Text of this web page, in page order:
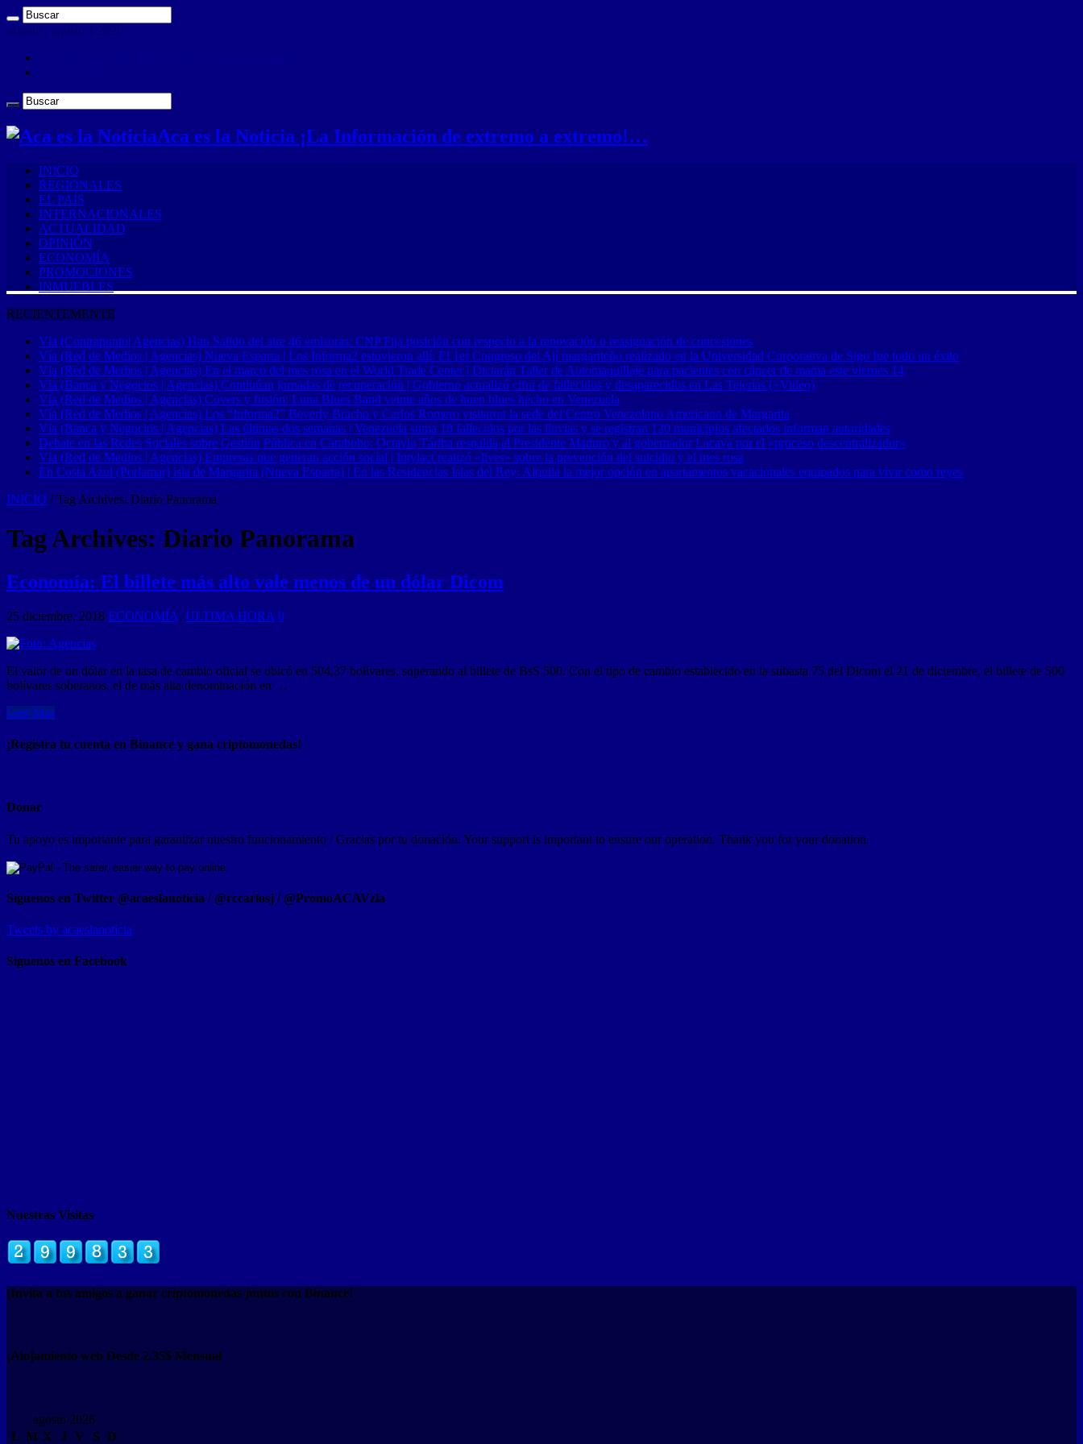
sábado , agosto 1 2026
Aca es la Noticia ¡La Información de extremo a extremo!…
INICIO
REGIONALES
EL PAÍS
INTERNACIONALES
ACTUALIDAD
OPINIÓN
ECONOMÍA
PROMOCIONES
INMUEBLES
RECIENTEMENTE
Vía (Contrapunto| Agencias) Han Salido del aire 46 emisoras: CNP Fija posición con respecto a la renovación o reasignación de concesiones
Vía (Red de Medios | Agencias) Nueva Esparta | Los Informa2 estuvieron allí: El 1er Congreso del Ají margariteño realizado en la Universidad Corporativa de Sigo fue todo un éxito
Vía (Red de Medios | Agencias) En el marco del mes rosa en el World Trade Center | Dictarán Taller de Automaquillaje para pacientes con cáncer de mama este viernes 14
Vía (Banca y Negocios | Agencias) Continúan jornadas de recuperación | Gobierno actualizó cifra de fallecidos y desaparecidos en Las Tejerías (+Video)
Vía (Red de Medios | Agencias) Covers y fusión: Luna Blues Band veinte años de buen blues hecho en Venezuela
Vía (Red de Medios | Agencias) Los “Informa2” Beverly Bracho y Carlos Romero visitaron la sede del Centro Venezolano Americano de Margarita
Vía (Banca y Negocios | Agencias) Las últimas dos semanas | Venezuela suma 18 fallecidos por las lluvias y se registran 120 municipios afectados informan autoridades
Debate en las Redes Sociales sobre Gestión Pública en Carabobo: Octavio Táriba respalda al Presidente Maduro y al gobernador Lacava por el «proceso descentralizador»
Vía (Red de Medios | Agencias) Empresas que generan acción social | Intylact realizó «lives» sobre la prevención del suicidio y el mes rosa
En Costa Azul (Porlamar) isla de Margarita (Nueva Esparta) | En las Residencias Islas del Rey: Alquila la mejor opción en apartamentos vacacionales equipados para vivir como reyes
INICIO / Tag Archives: Diario Panorama
Tag Archives: Diario Panorama
Economía: El billete más alto vale menos de un dólar Dicom
25 diciembre, 2018 ECONOMÍA, ULTIMA HORA 0
El valor de un dólar en la tasa de cambio oficial se ubicó en 504,37 bolívares, superando al billete de BsS 500. Con el tipo de cambio establecido en la subasta 75 del Dicom el 21 de diciembre, el billete de 500
bolívares soberanos, el de más alta denominación en …
Leer Mas
¡Registra tu cuenta en Binance y gana criptomonedas!
Donar
Tu apoyo es importante para garantizar nuestro funcionamiento / Gracias por tu donación. Your support is important to ensure our operation. Thank you for your donation.
Síguenos en Twitter @acaeslanoticia / @rccarlosj / @PromoACAVzla
Tweets by acaeslanoticia
Siguenos en Facebook
Nuestras Visitas
¡Invita a tus amigos a ganar criptomonedas juntos con Binance!
¡Alojamiento web Desde 2.35$ Mensual
agosto 2026
L M X J V S D